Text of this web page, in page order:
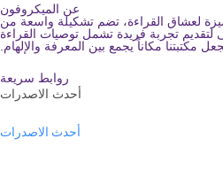
عن الميكروفون
لعشاق القراءة، تضم تشكيلة واسعة من
تجربة فريدة تشمل توصيات القراءة
مكتبتنا مكاناً يجمع بين المعرفة والإلهام.
روابط سريعة
أحدث الاصدرات
أحدث الاصدرات